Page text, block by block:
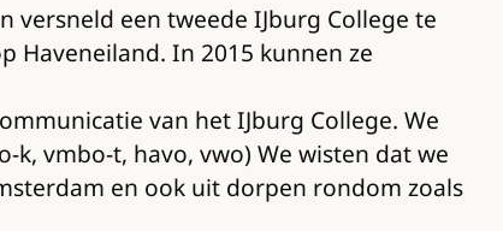
een tweede IJburg College te
Haveneiland. In 2015 kunnen ze
van het IJburg College. We
vmbo-t, havo, vwo) We wisten dat we
en ook uit dorpen rondom zoals